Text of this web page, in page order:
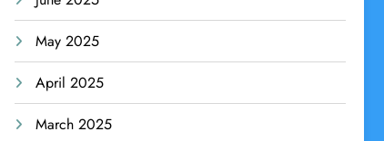
May 2025
April 2025
March 2025